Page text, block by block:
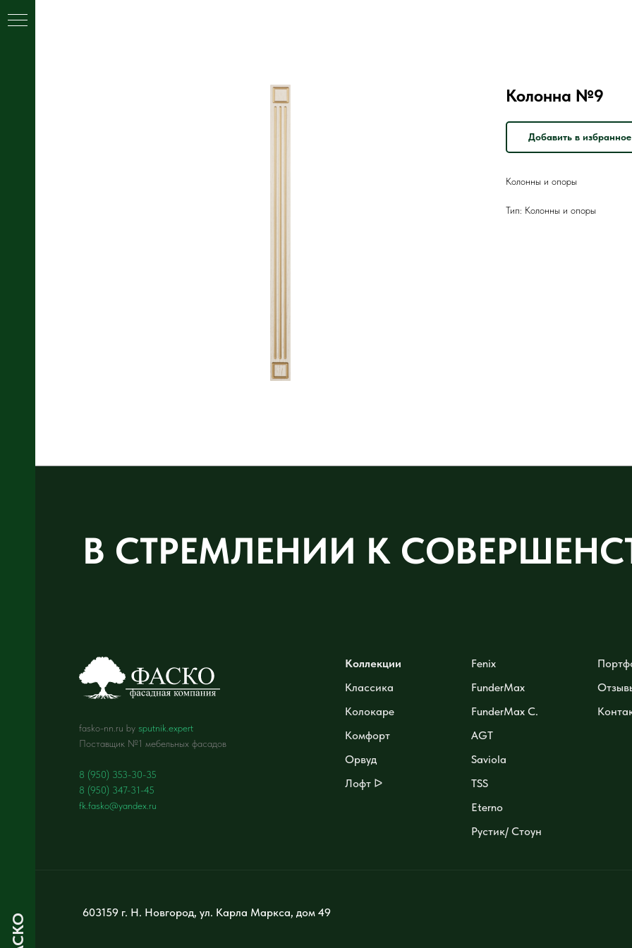
Колонна №9
Добавить в избранное
Колонны и опоры
Тип: Колонны и опоры
В СТРЕМЛЕНИИ К
fasko-nn.ru by sputnik.expert
Поставщик №1 мебельных фасадов
8 (950) 353-30-35
8 (950) 347-31-45
fk.fasko@yandex.ru
Коллекции
Классика
Колокаре
Комфорт
Орвуд
Лофт ᐅ
Fenix
FunderMax
FunderMax C.
AGT
Saviola
TSS
Eterno
Рустик/ Стоун
603159 г. Н. Новгород, ул. Карла Маркса, дом 49